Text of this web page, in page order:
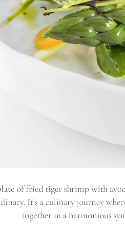
of fried tiger shrimp with
It's a culinary journey
together in a harmonious